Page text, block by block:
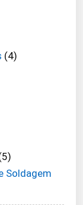
(4)
Soldagem